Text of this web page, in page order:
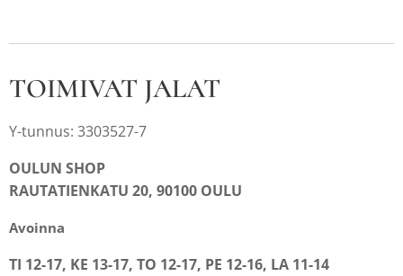
TOIMIVAT JALAT
Y-tunnus: 3303527-7
OULUN SHOP
RAUTATIENKATU 20, 90100 OULU
Avoinna
TI 12-17, KE 13-17, TO 12-17, PE 12-16, LA 11-14